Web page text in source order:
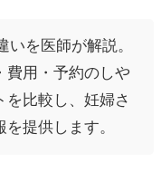
を医師が解説。
費用・予約のしや
比較し、妊婦さ
提供します。